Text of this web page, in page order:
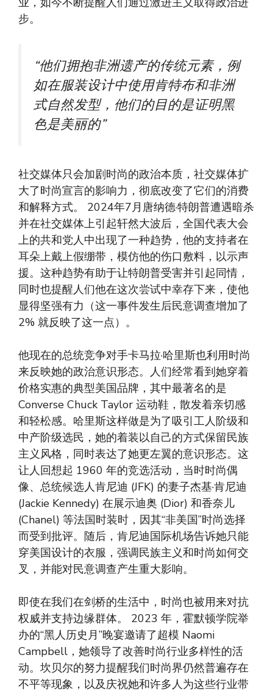
步。
“他们拥抱非洲遗产的传统元素，例
如在服装设计中使用肯特布和非洲
式自然发型，他们的目的是证明黑
色是美丽的”
社交媒体只会加剧时尚的政治本质，社交媒体扩
大了时尚宣言的影响力，彻底改变了它们的消费
和解释方式。 2024年7月唐纳德·特朗普遭遇暗杀
并在社交媒体上引起轩然大波后，全国代表大会
上的共和党人中出现了一种趋势，他的支持者在
耳朵上戴上假绷带，模仿他的伤口敷料，以示声
援。这种趋势有助于让特朗普受害并引起同情，
同时也提醒人们他在这次尝试中幸存下来，使他
显得坚强有力（这一事件发生后民意调查增加了
2% 就反映了这一点）。
他现在的总统竞争对手卡马拉·哈里斯也利用时尚
来反映她的政治意识形态。人们经常看到她穿着
价格实惠的典型美国品牌，其中最著名的是
Converse Chuck Taylor 运动鞋，散发着亲切感
和轻松感。哈里斯这样做是为了吸引工人阶级和
中产阶级选民，她的着装以自己的方式保留民族
主义风格，同时表达了她更左翼的意识形态。这
让人回想起 1960 年的竞选活动，当时时尚偶
像、总统候选人肯尼迪 (JFK) 的妻子杰基·肯尼迪
(Jackie Kennedy) 在展示迪奥 (Dior) 和香奈儿
(Chanel) 等法国时装时，因其“非美国”时尚选择
而受到批评。随后，肯尼迪国际机场告诉她只能
穿美国设计的衣服，强调民族主义和时尚如何交
叉，并能对民意调查产生重大影响。
即使在我们在剑桥的生活中，时尚也被用来对抗
权威并支持边缘群体。 2023 年，霍默顿学院举
办的“黑人历史月”晚宴邀请了超模 Naomi
Campbell，她领导了改善时尚行业多样性的活
动。坎贝尔的努力提醒我们时尚界仍然普遍存在
不平等现象，以及庆祝她和许多人为这些行业带